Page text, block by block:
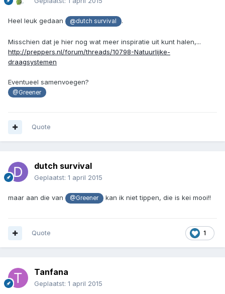
Heel leuk gedaan @dutch survival .
Misschien dat je hier nog wat meer inspiratie uit kunt halen,...
http://preppers.nl/forum/threads/10798-Natuurlijke-
draagsystemen
Eventueel samenvoegen?
@Greener
Quote
dutch survival
Geplaatst: 1 april 2015
maar aan die van @Greener kan ik niet tippen, die is kei mooi!!
1
Quote
Tanfana
Geplaatst: 1 april 2015